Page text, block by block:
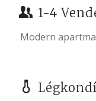
1-4
Modern